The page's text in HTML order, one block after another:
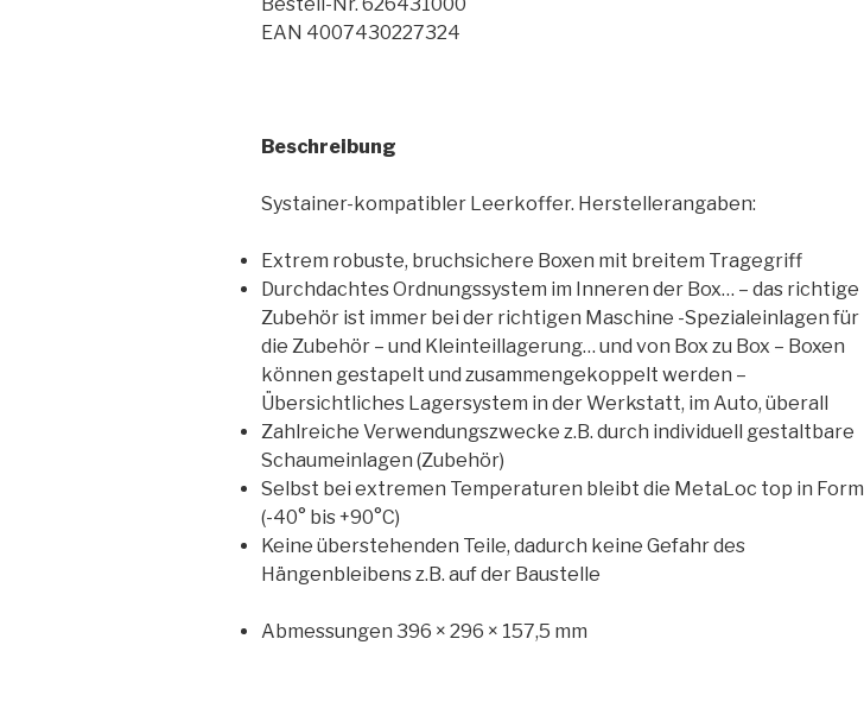
EAN 4007430227324
Beschreibung
Systainer-kompatibler Leerkoffer. Herstellerangaben:
Extrem robuste, bruchsichere Boxen mit breitem Tragegriff
Durchdachtes Ordnungssystem im Inneren der Box… – das richtige
Zubehör ist immer bei der richtigen Maschine -Spezialeinlagen für
die Zubehör – und Kleinteillagerung… und von Box zu Box – Boxen
können gestapelt und zusammengekoppelt werden –
Übersichtliches Lagersystem in der Werkstatt, im Auto, überall
Zahlreiche Verwendungszwecke z.B. durch individuell gestaltbare
Schaumeinlagen (Zubehör)
Selbst bei extremen Temperaturen bleibt die MetaLoc top in Form
(-40° bis +90°C)
Keine überstehenden Teile, dadurch keine Gefahr des
Hängenbleibens z.B. auf der Baustelle
Abmessungen 396 × 296 × 157,5 mm